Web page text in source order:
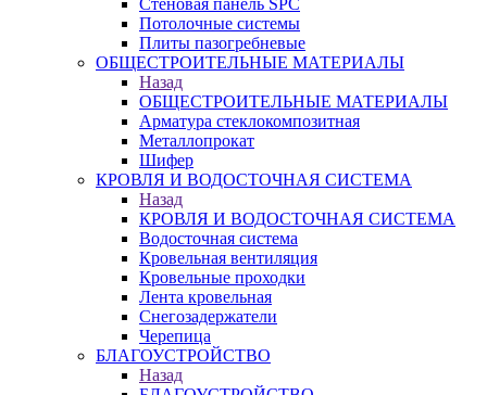
Стеновая панель SPC
Потолочные системы
Плиты пазогребневые
ОБЩЕСТРОИТЕЛЬНЫЕ МАТЕРИАЛЫ
Назад
ОБЩЕСТРОИТЕЛЬНЫЕ МАТЕРИАЛЫ
Арматура стеклокомпозитная
Металлопрокат
Шифер
КРОВЛЯ И ВОДОСТОЧНАЯ СИСТЕМА
Назад
КРОВЛЯ И ВОДОСТОЧНАЯ СИСТЕМА
Водосточная система
Кровельная вентиляция
Кровельные проходки
Лента кровельная
Снегозадержатели
Черепица
БЛАГОУСТРОЙСТВО
Назад